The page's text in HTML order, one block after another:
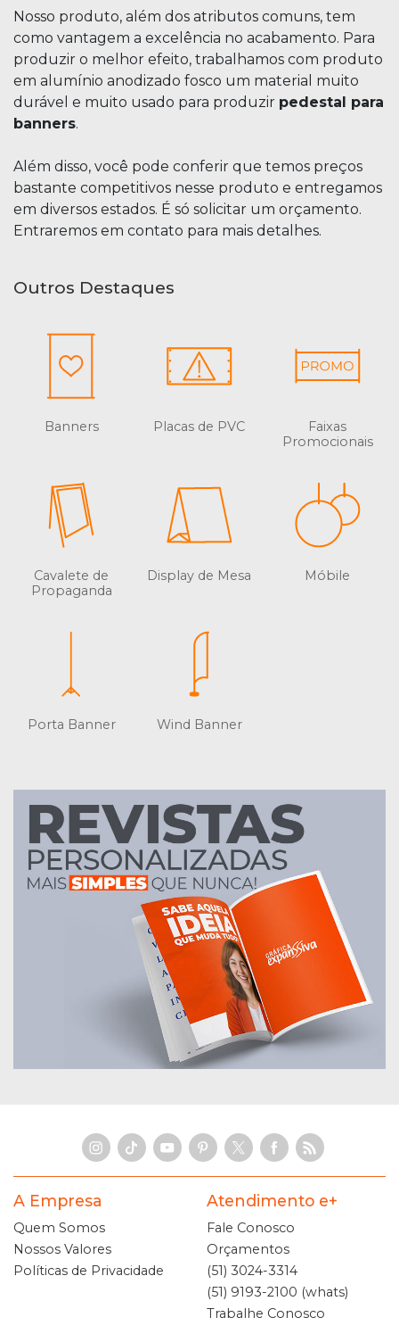
Nosso produto, além dos atributos comuns, tem
como vantagem a excelência no acabamento. Para
produzir o melhor efeito, trabalhamos com produto
em alumínio anodizado fosco um material muito
durável e muito usado para produzir pedestal para
banners.
Além disso, você pode conferir que temos preços
bastante competitivos nesse produto e entregamos
em diversos estados. É só solicitar um orçamento.
Entraremos em contato para mais detalhes.
Outros Destaques
Banners Placas de PVC
Faixas
Promocionais
Cavalete de
Propaganda
Display de Mesa Móbile
Porta Banner Wind Banner
A Empresa
Quem Somos
Nossos Valores
Políticas de Privacidade
Atendimento e+
Fale Conosco
Orçamentos
(51) 3024-3314
(51) 9193-2100 (whats)
Trabalhe Conosco